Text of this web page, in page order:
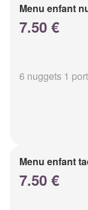
Menu enfant
7.50 €
6 nuggets 1
Menu enfant
7.50 €